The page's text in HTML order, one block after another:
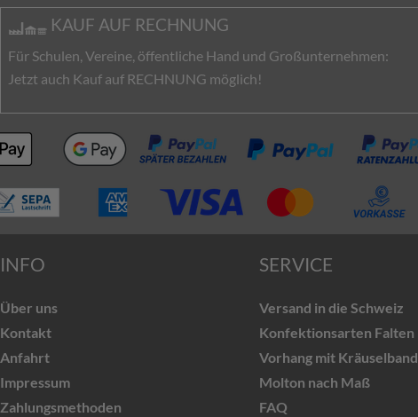
KAUF AUF RECHNUNG
Für Schulen, Vereine, öffentliche Hand und Großunternehmen:
Jetzt auch Kauf auf RECHNUNG möglich!
INFO
Über uns
Kontakt
Anfahrt
Impressum
Zahlungsmethoden
SERVICE
Versand in die Schweiz
Konfektionsarten Falten
Vorhang mit Kräuselband
Molton nach Maß
FAQ